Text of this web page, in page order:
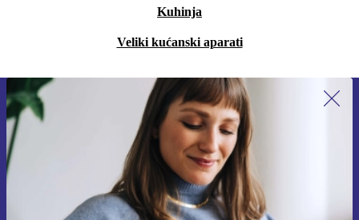
Kuhinja
Veliki kućanski aparati
Prijavi se na newsletter!
Nikad više ne propusti ponudu.